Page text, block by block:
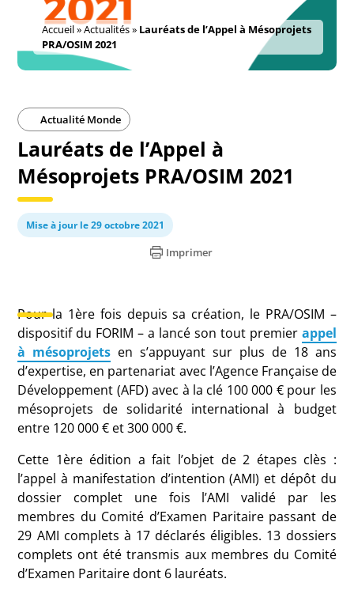
Accueil»Actualités» Lauréats de l’Appel à Mésoprojets
PRA/OSIM 2021
Actualité Monde
Lauréats de l’Appel à
Mésoprojets PRA/OSIM 2021
Mise à jour le 29 octobre 2021
Imprimer
Pour la 1ère fois depuis sa création, le PRA/OSIM –
dispositif du FORIM – a lancé son tout premier appel
à mésoprojets en s’appuyant sur plus de 18 ans
d’expertise, en partenariat avec l’Agence Française de
Développement (AFD) avec à la clé 100 000 € pour les
mésoprojets de solidarité international à budget
entre 120 000 € et 300 000 €.
Cette 1ère édition a fait l’objet de 2 étapes clès :
l’appel à manifestation d’intention (AMI) et dépôt du
dossier complet une fois l’AMI validé par les
membres du Comité d’Examen Paritaire passant de
29 AMI complets à 17 déclarés éligibles. 13 dossiers
complets ont été transmis aux membres du Comité
d’Examen Paritaire dont 6 lauréats.